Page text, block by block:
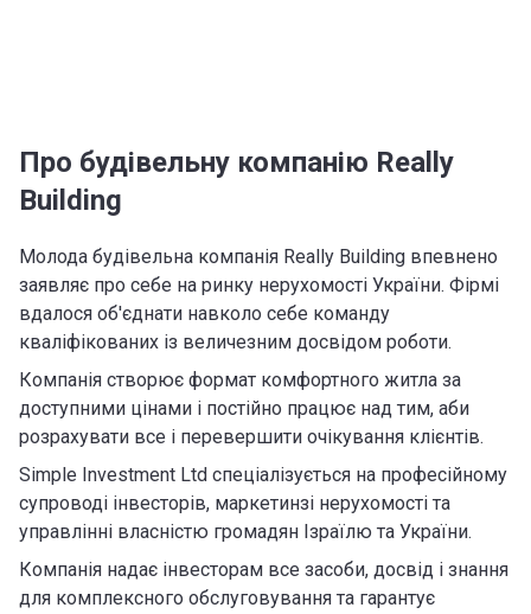
Про будівельну компанію Really
Building
Молода будівельна компанія Really Building впевнено
заявляє про себе на ринку нерухомості України. Фірмі
вдалося об'єднати навколо себе команду
кваліфікованих із величезним досвідом роботи.
Компанія створює формат комфортного житла за
доступними цінами і постійно працює над тим, аби
розрахувати все і перевершити очікування клієнтів.
Simple Investment Ltd спеціалізується на професійному
супроводі інвесторів, маркетинзі нерухомості та
управлінні власністю громадян Ізраїлю та України.
Компанія надає інвесторам все засоби, досвід і знання
для комплексного обслуговування та гарантує